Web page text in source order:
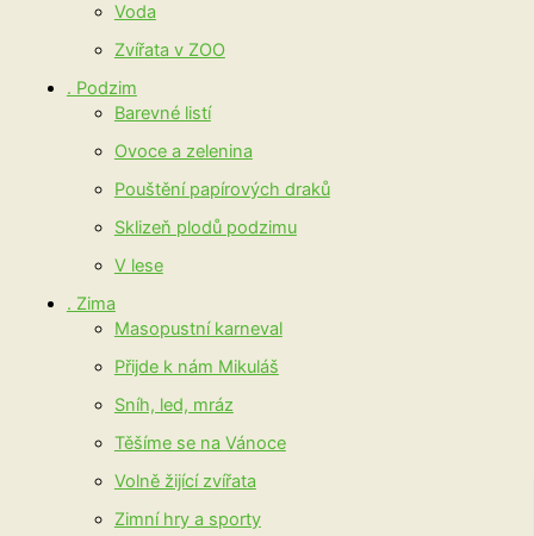
Voda
Zvířata v ZOO
. Podzim
Barevné listí
Ovoce a zelenina
Pouštění papírových draků
Sklizeň plodů podzimu
V lese
. Zima
Masopustní karneval
Přijde k nám Mikuláš
Sníh, led, mráz
Těšíme se na Vánoce
Volně žijící zvířata
Zimní hry a sporty